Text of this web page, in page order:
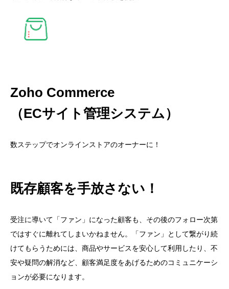
Zoho Commerce
（ECサイト管理システム）
数ステップでオンラインストアのオーナーに！
既存顧客を手放さない！
受注に導いて「ファン」になった顧客も、その後のフォロー次第
ではすぐに離れてしまいかねません。「ファン」として繋がり続
けてもらうためには、商品やサービスを安心して利用したり、不
安や疑問の解消など、顧客満足度をあげるためのコミュニケーシ
ョンが必要になります。